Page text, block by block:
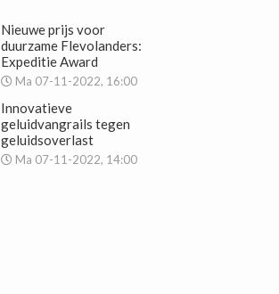
Nieuwe prijs voor
duurzame Flevolanders:
Expeditie Award
Ma 07-11-2022, 16:00
Innovatieve
geluidvangrails tegen
geluidsoverlast
Ma 07-11-2022, 14:00